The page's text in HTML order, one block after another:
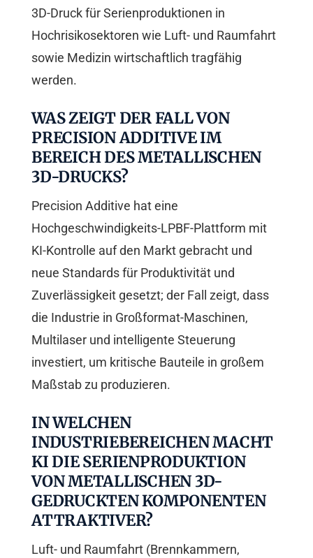
3D-Druck für Serienproduktionen in
Hochrisikosektoren wie Luft- und Raumfahrt
sowie Medizin wirtschaftlich tragfähig
werden.
WAS ZEIGT DER FALL VON
PRECISION ADDITIVE IM
BEREICH DES METALLISCHEN
3D-DRUCKS?
Precision Additive hat eine
Hochgeschwindigkeits-LPBF-Plattform mit
KI-Kontrolle auf den Markt gebracht und
neue Standards für Produktivität und
Zuverlässigkeit gesetzt; der Fall zeigt, dass
die Industrie in Großformat-Maschinen,
Multilaser und intelligente Steuerung
investiert, um kritische Bauteile in großem
Maßstab zu produzieren.
IN WELCHEN
INDUSTRIEBEREICHEN MACHT
KI DIE SERIENPRODUKTION
VON METALLISCHEN 3D-
GEDRUCKTEN KOMPONENTEN
ATTRAKTIVER?
Luft- und Raumfahrt (Brennkammern,